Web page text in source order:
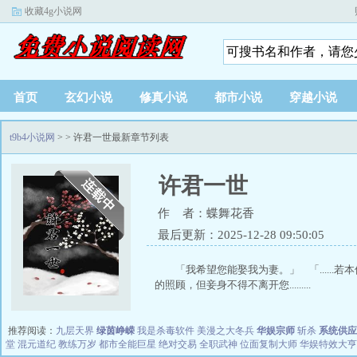
收藏4g小说网
首页 玄幻小说 修真小说 都市小说 穿越小说
t9b4小说网 > > 许君一世最新章节列表
许君一世
作 者：蝶舞花香
最后更新：2025-12-28 09:50:05
「我希望您能娶我为妻。」 「......若
的照顾，但妾身不得不离开您.........
推荐阅读： 九层天界 绿茵峥嵘 我是杀毒软件 美漫之大冬兵 华娱宗师 斩杀 系统供
堂 混元道纪 教练万岁 都市全能巨星 绝对交易 全职武神 位面复制大师 华娱特效大亨